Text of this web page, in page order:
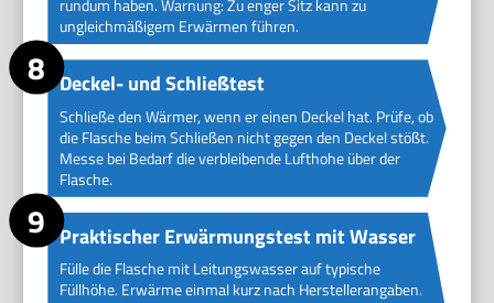
rundum haben. Warnung: Zu enger Sitz kann zu
ungleichmäßigem Erwärmen führen.
Deckel- und Schließtest
Schließe den Wärmer, wenn er einen Deckel hat. Prüfe, ob
die Flasche beim Schließen nicht gegen den Deckel stößt.
Messe bei Bedarf die verbleibende Lufthohe über der
Flasche.
Praktischer Erwärmungstest mit Wasser
Fülle die Flasche mit Leitungswasser auf typische
Füllhöhe. Erwärme einmal kurz nach Herstellerangaben.